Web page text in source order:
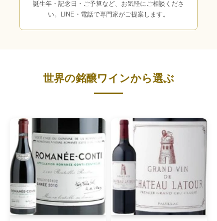
誕生年・記念日・ご予算など、お気軽にご相談くださ
い。LINE・電話で専門家がご提案します。
世界の銘醸ワインから選ぶ